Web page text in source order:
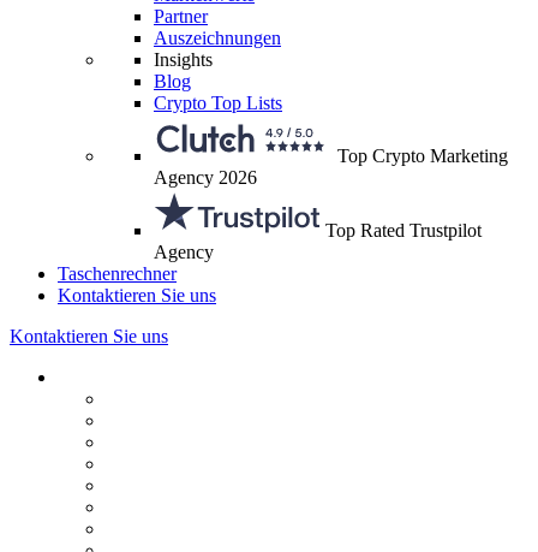
Partner
Auszeichnungen
Insights
Blog
Crypto Top Lists
Top Crypto Marketing
Agency 2026
Top Rated Trustpilot
Agency
Taschenrechner
Kontaktieren Sie uns
Kontaktieren Sie uns